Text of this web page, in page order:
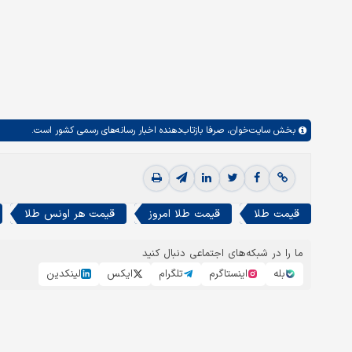
بخش سایت‌خوان، صرفا بازتاب‌دهنده اخبار رسانه‌های رسمی کشور است.
قیمت طلا قیمت طلا امروز قیمت هر اونس طلا
ما را در شبکه‌های اجتماعی دنبال کنید
بله
اینستاگرم تلگرام ایکس لینکدین